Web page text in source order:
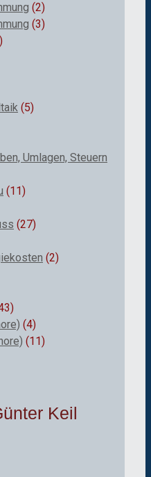
(2)
(3)
(5)
Umlagen, Steuern
(11)
(27)
(2)
(4)
(11)
Keil